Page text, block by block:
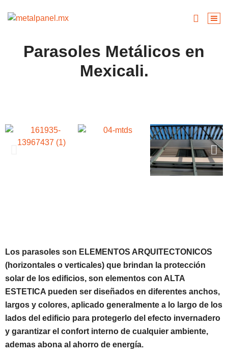
Parasoles Metálicos en
Mexicali.
Los parasoles son ELEMENTOS ARQUITECTONICOS
(horizontales o verticales) que brindan la protección
solar de los edificios, son elementos con ALTA
ESTETICA pueden ser diseñados en diferentes anchos,
largos y colores, aplicado generalmente a lo largo de los
lados del edificio para protegerlo del efecto invernadero
y garantizar el confort interno de cualquier ambiente,
ademas abona al ahorro de energía.